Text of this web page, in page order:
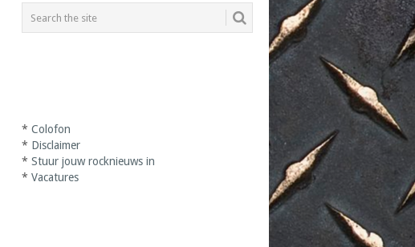
*Colofon
* Disclaimer
*Stuur jouw rocknieuws in
*Vacatures